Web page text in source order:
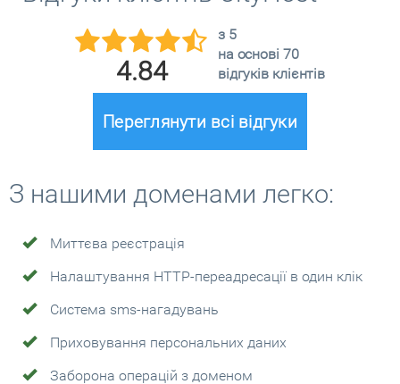
4.84
з 5
на основі 70
відгуків клієнтів
Переглянути всі відгуки
З нашими доменами легко:
Миттєва реєстрація
Налаштування HTTP-переадресації в один клік
Система sms-нагадувань
Приховування персональних даних
Заборона операцій з доменом